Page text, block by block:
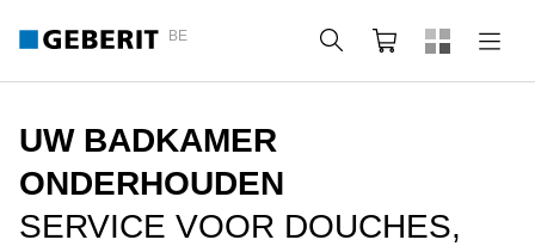
BE Zoeken Winkelmandje
UW BADKAMER
ONDERHOUDEN
SERVICE VOOR DOUCHES,